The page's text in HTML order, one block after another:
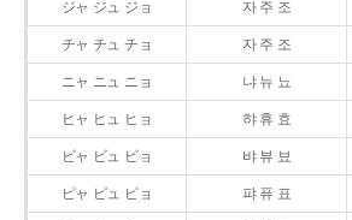
ジャ ジュ ジョ 자 주 조
チャ チュ チョ 자 주 조
ニャ ニュ ニョ 냐 뉴 뇨
ヒャ ヒュ ヒョ 햐 휴 효
ビャ ビュ ビョ 뱌 뷰 뵤
ピャ ピュ ピョ 퍄 퓨 표